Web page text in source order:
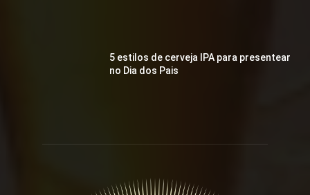
5 estilos de cerveja IPA para presentear
no Dia dos Pais